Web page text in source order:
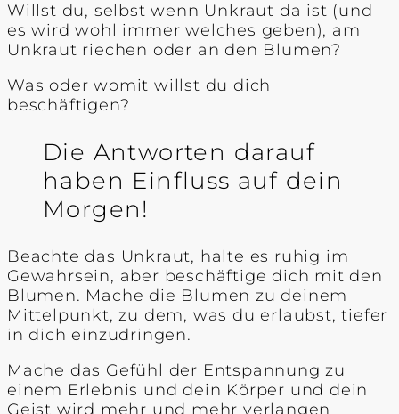
Willst du, selbst wenn Unkraut da ist (und
es wird wohl immer welches geben), am
Unkraut riechen oder an den Blumen?
Was oder womit willst du dich
beschäftigen?
Die Antworten darauf
haben Einfluss auf dein
Morgen!
Beachte das Unkraut, halte es ruhig im
Gewahrsein, aber beschäftige dich mit den
Blumen. Mache die Blumen zu deinem
Mittelpunkt, zu dem, was du erlaubst, tiefer
in dich einzudringen.
Mache das Gefühl der Entspannung zu
einem Erlebnis und dein Körper und dein
Geist wird mehr und mehr verlangen